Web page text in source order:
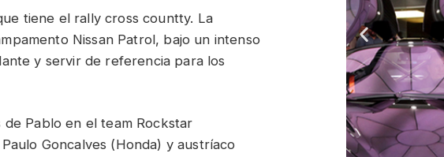
tiene el rally cross countty. La
Nissan Patrol, bajo un intenso
y servir de referencia para los
Pablo en el team Rockstar
Goncalves (Honda) y austríaco